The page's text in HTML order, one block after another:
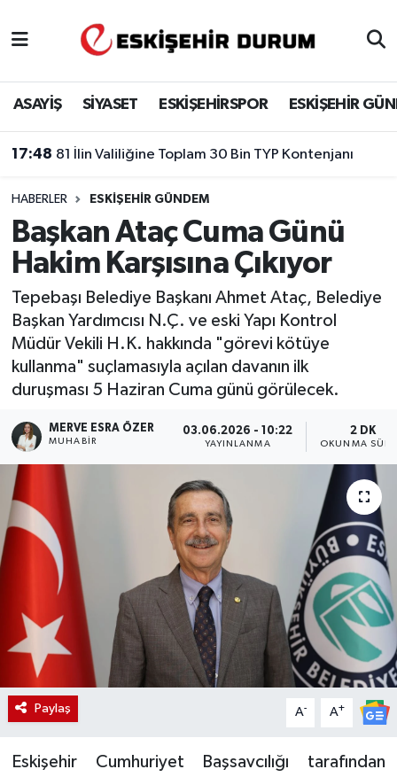
ASAYİŞ SİYASET ESKİŞEHİRSPOR ESKİŞEHİR
17:48 81 İlin Valiliğine Toplam 30 Bin TYP Kontenjanı
HABERLER ESKIŞEHIR GÜNDEM
Başkan Ataç Cuma Günü
Hakim Karşısına Çıkıyor
Tepebaşı Belediye Başkanı Ahmet Ataç, Belediye
Başkan Yardımcısı N.Ç. ve eski Yapı Kontrol
Müdür Vekili H.K. hakkında "görevi kötüye
kullanma" suçlamasıyla açılan davanın ilk
duruşması 5 Haziran Cuma günü görülecek.
MERVE ESRA ÖZER
MUHABIR
03.06.2026 - 10:22
YAYINLANMA
2 DK
OKUNMA
Paylaş A- A+
Eskişehir Cumhuriyet Başsavcılığı tarafından
Eskişehir Hava Durumu
Eskişehir Namaz Vakitleri
Eskişehir Trafik Yoğunluk Haritası
Süper Lig Puan Durumu ve Fikstür
Tüm Manşetler
Son Dakika Haberleri
Haber Arşivi